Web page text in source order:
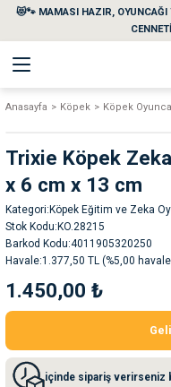
😻🐾 MAMASI HAZIR,
Geri
Geri
Temizlik Ürünleri
Geri
Geri
Geri
Geri
Anasayfa Köpek Köpek
Trixie Köpek
x 6 cm x 13 cm
Kategori Köpek Eğitim ve Zeka
Stok Kodu KO.28215
Barkod Kodu 4011905320250
Havale 1.377,50 TL (%5,00
1.450,00 ₺
içinde sipariş verirseniz